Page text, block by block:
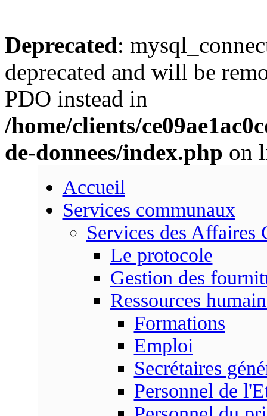
Deprecated:
deprecated and will be
PDO instead in
/home/clients/
de-donnees/index.php on
Accueil
Services communaux
Services des Affaires
Le protocole
Gestion des
Ressources
Formations
Emploi
Secrétaires
Personnel de